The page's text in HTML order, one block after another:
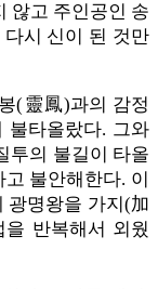
않고 주인공인 송
시 신이 된 것만
(靈鳳)과의 감정
불타올랐다. 그와
투의 불길이 타올
불안해한다. 이
광명왕을 가지(加
반복해서 외웠